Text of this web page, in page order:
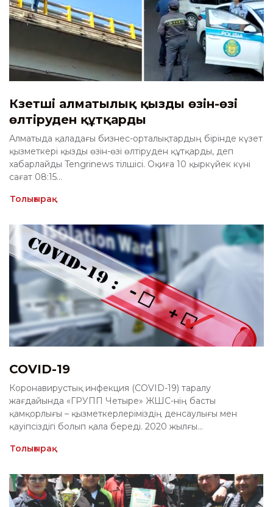
Күзетші алматылық қызды өзін-өзі
өлтіруден құтқарды
Алматыда қаладағы бизнес-орталықтардың бірінде күзет
қызметкері қызды өзін-өзі өлтіруден құтқарды, деп
хабарлайды Tengrinews тілшісі. Оқиға 10 қыркүйек күні
сағат 08:15...
Толығырақ
COVID-19
Коронавирустық инфекция (COVID-19) таралу
жағдайында «ГРУПП Четыре» ЖШС-нің басты
қамқорлығы – қызметкерлеріміздің денсаулығы мен
қауіпсіздігі болып қала береді. 2020 жылғы...
Толығырақ